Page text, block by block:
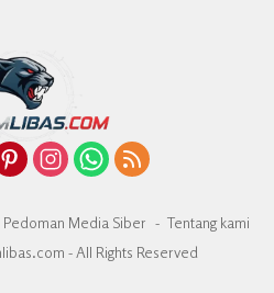
Pedoman Media Siber
Tentang kami
- All Rights Reserved